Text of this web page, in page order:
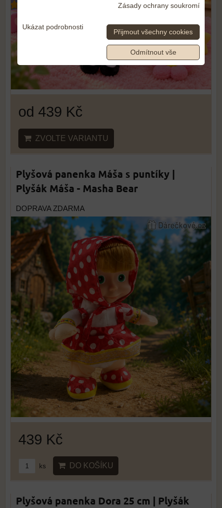
od 439 Kč
ZVOLTE VARIANTU
Plyšová panenka Máša s puntíky |
Plyšák Máša - Masha Bear
DOPRAVA ZDARMA
439 Kč
ks DO KOŠÍKU
Plyšová panenka Dora 25 cm | Plyšák
Zásady ochrany soukromí
Ukázat podrobnosti
Přijmout všechny cookies
Odmítnout vše